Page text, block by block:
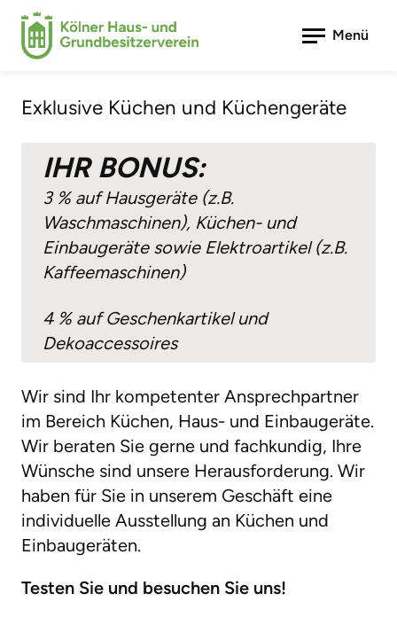
Menü
Bonusprogramm
Draxler Küchen
Exklusive Küchen und Küchengeräte
IHR BONUS:
3 % auf Hausgeräte (z.B.
Waschmaschinen), Küchen- und
Einbaugeräte sowie Elektroartikel (z.B.
Kaffeemaschinen)
4 % auf Geschenkartikel und
Dekoaccessoires
Wir sind Ihr kompetenter Ansprechpartner
im Bereich Küchen, Haus- und Einbaugeräte.
Wir beraten Sie gerne und fachkundig, Ihre
Wünsche sind unsere Herausforderung. Wir
haben für Sie in unserem Geschäft eine
individuelle Ausstellung an Küchen und
Einbaugeräten.
Testen Sie und besuchen Sie uns!